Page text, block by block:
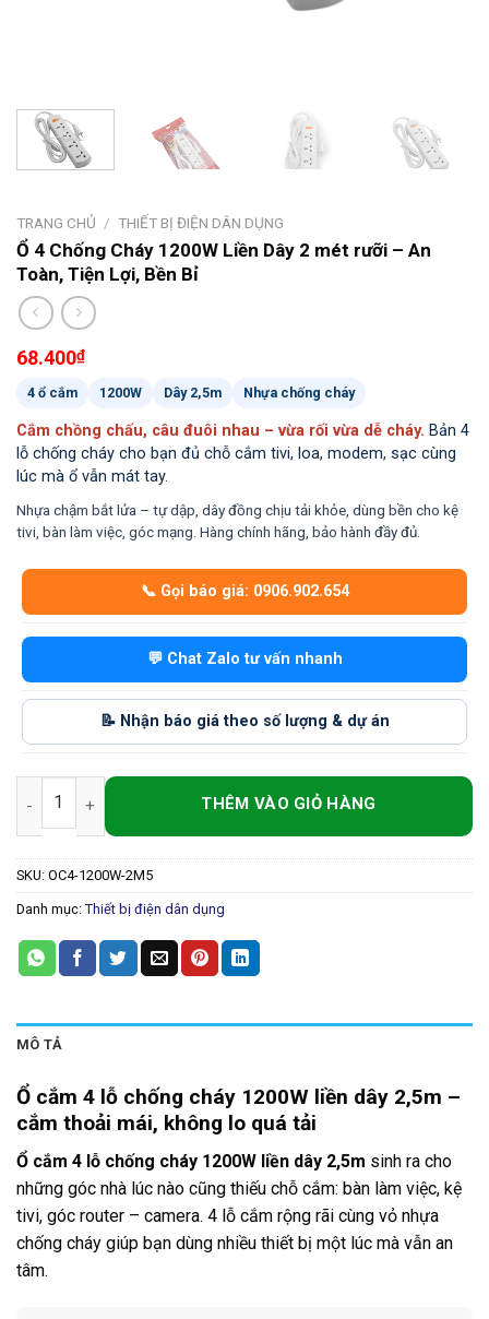
TRANG CHỦ / THIẾT BỊ ĐIỆN DÂN DỤNG
Ổ 4 Chống Cháy 1200W Liền Dây 2 mét rưỡi – An
Toàn, Tiện Lợi, Bền Bỉ
68.400₫
4 ổ cắm 1200W Dây 2,5m Nhựa chống cháy
Cắm chồng chấu, câu đuôi nhau – vừa rối vừa dễ cháy. Bản 4
lỗ chống cháy cho bạn đủ chỗ cắm tivi, loa, modem, sạc cùng
lúc mà ổ vẫn mát tay.
Nhựa chậm bắt lửa – tự dập, dây đồng chịu tải khỏe, dùng bền cho kệ
tivi, bàn làm việc, góc mạng. Hàng chính hãng, bảo hành đầy đủ.
📞 Gọi báo giá: 0906.902.654
💬 Chat Zalo tư vấn nhanh
📝 Nhận báo giá theo số lượng & dự án
Ổ 4 Chống Cháy 1200W Liền Dây 2 mét rưỡi – An Toàn, Tiện
SKU: OC4-1200W-2M5
Danh mục: Thiết bị điện dân dụng
MÔ TẢ
Ổ cắm 4 lỗ chống cháy 1200W liền dây 2,5m –
cắm thoải mái, không lo quá tải
Ổ cắm 4 lỗ chống cháy 1200W liền dây 2,5m sinh ra cho
những góc nhà lúc nào cũng thiếu chỗ cắm: bàn làm việc, kệ
tivi, góc router – camera. 4 lỗ cắm rộng rãi cùng vỏ nhựa
chống cháy giúp bạn dùng nhiều thiết bị một lúc mà vẫn an
tâm.